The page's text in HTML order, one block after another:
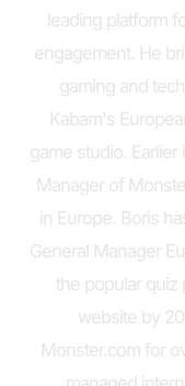
leading platform
engagement. He
gaming and
Kabam's
game studio. Earlier
Manager of
in Europe. Boris
General Manager
the popular quiz
website by
Monster.com for